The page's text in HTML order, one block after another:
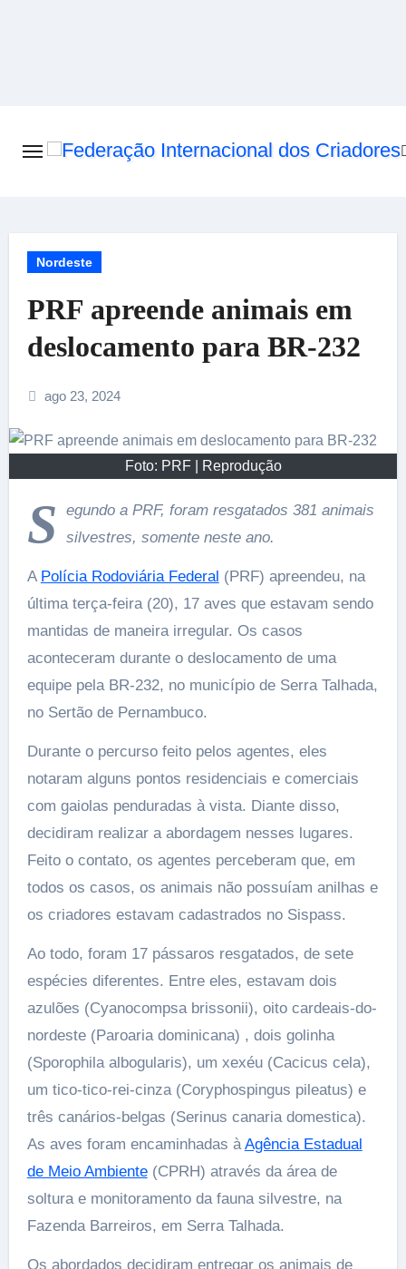
Nordeste
PRF apreende animais em
deslocamento para BR-232
ago 23, 2024
Foto: PRF | Reprodução
S
egundo a PRF, foram resgatados 381 animais
silvestres, somente neste ano.
A Polícia Rodoviária Federal (PRF) apreendeu, na
última terça-feira (20), 17 aves que estavam sendo
mantidas de maneira irregular. Os casos
aconteceram durante o deslocamento de uma
equipe pela BR-232, no município de Serra Talhada,
no Sertão de Pernambuco.
Durante o percurso feito pelos agentes, eles
notaram alguns pontos residenciais e comerciais
com gaiolas penduradas à vista. Diante disso,
decidiram realizar a abordagem nesses lugares.
Feito o contato, os agentes perceberam que, em
todos os casos, os animais não possuíam anilhas e
os criadores estavam cadastrados no Sispass.
Ao todo, foram 17 pássaros resgatados, de sete
espécies diferentes. Entre eles, estavam dois
azulões (Cyanocompsa brissonii), oito cardeais-do-
nordeste (Paroaria dominicana) , dois golinha
(Sporophila albogularis), um xexéu (Cacicus cela),
um tico-tico-rei-cinza (Coryphospingus pileatus) e
três canários-belgas (Serinus canaria domestica).
As aves foram encaminhadas à Agência Estadual
de Meio Ambiente(CPRH) através da área de
soltura e monitoramento da fauna silvestre, na
Fazenda Barreiros, em Serra Talhada.
Os abordados decidiram entregar os animais de